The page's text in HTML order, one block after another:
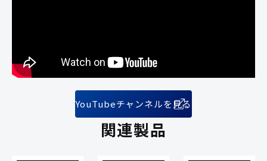
YouTubeチャンネルを見る
関連製品